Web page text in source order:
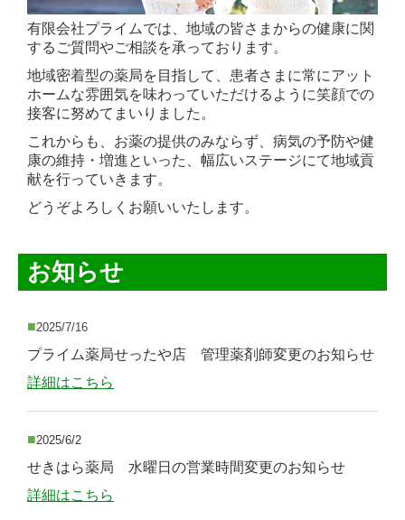
有限会社プライムでは、地域の皆さまからの健康に関
するご質問やご相談を承っております。
地域密着型の薬局を目指して、患者さまに常にアット
ホームな雰囲気を味わっていただけるように笑顔での
接客に努めてまいりました。
これからも、お薬の提供のみならず、病気の予防や健
康の維持・増進といった、幅広いステージにて地域貢
献を行っていきます。
どうぞよろしくお願いいたします。
お知らせ
■2025/7/16
プライム薬局せったや店 管理薬剤師変更のお知らせ
詳細はこちら
■2025/6/2
せきはら薬局 水曜日の営業時間変更のお知らせ
詳細はこちら